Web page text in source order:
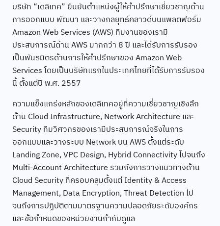
บริษัท “เดลิเทค” ยืนยันตำแหน่งผู้ให้คำปรึกษาเชี่ยวชาญด้าน
การออกแบบ พัฒนา และวางกลยุทธ์คลาวด์บนแพลตฟอร์ม
Amazon Web Services (AWS) ทีมงานของเรามี
ประสบการณ์ด้าน AWS มากกว่า 8 ปี และได้รับการรับรอง
เป็นพันธมิตรด้านการให้คำปรึกษาของ Amazon Web
Services โดยเป็นบริษัทแรกในประเทศไทยที่ได้รับการรับรอง
นี้ ตั้งแต่ปี พ.ศ. 2557
ความแข็งแกร่งหลักของเดลิเทคอยู่ที่ความเชี่ยวชาญเชิงลึก
ด้าน Cloud Infrastructure, Network Architecture และ
Security ทีมวิศวกรของเรามีประสบการณ์จริงในการ
ออกแบบและวางระบบ Network บน AWS ตั้งแต่ระดับ
Landing Zone, VPC Design, Hybrid Connectivity ไปจนถึง
Multi-Account Architecture รวมถึงการวางแนวทางด้าน
Cloud Security ที่ครอบคลุมตั้งแต่ Identity & Access
Management, Data Encryption, Threat Detection ไป
จนถึงการปฏิบัติตามมาตรฐานความปลอดภัยระดับองค์กร
และข้อกำหนดของหน่วยงานกำกับดูแล